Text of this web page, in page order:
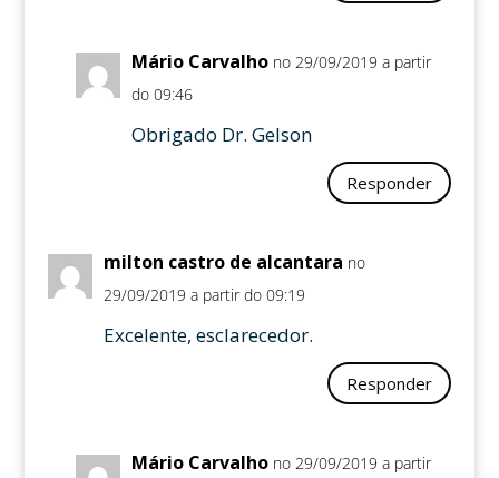
Mário Carvalho no 29/09/2019 a partir
do 09:46
Obrigado Dr. Gelson
Responder
milton castro de alcantara no
29/09/2019 a partir do 09:19
Excelente, esclarecedor.
Responder
Mário Carvalho no 29/09/2019 a partir